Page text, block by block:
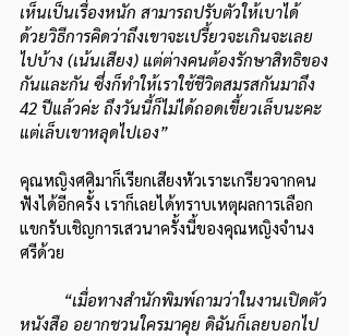
เห็นเป็นเรื่องหนัก สามารถปรับตัวให้เบาได้
ด้วยวิธีการคิดว่าถึงเขาจะเปรี้ยวจะเกินจะเลย
ไปบ้าง (เน้นเสียง) แต่ต่างคนต้องรักษาสิทธิของ
กันและกัน ซึ่งก็ทำให้เราใช้ชีวิตสมรสกันมาถึง
42 ปีแล้วค่ะ ถึงวันนี้ก็ไม่ได้ถอดเขี้ยวเล็บนะคะ
แต่เล็บเขาหลุดไปเอง”
คุณหญิงศศิมาก็เรียกเสียงหัวเราะเกรียวจากคน
ฟังได้อีกครั้ง เราก็เลยได้ทราบเหตุผลการเลือก
แขกรับเชิญการเสวนาครั้งนี้ของคุณหญิงจำนง
ศรีด้วย
“เมื่อทางสำนักพิมพ์ถามว่าในงานเปิดตัว
หนังสือ อยากชวนใครมาคุย ดิฉันก็เลยบอกไป